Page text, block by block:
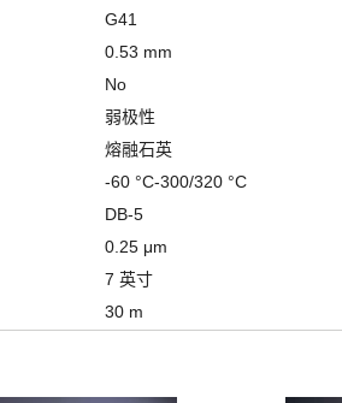
G41
0.53 mm
No
弱极性
熔融石英
-60 °C-300/320 °C
DB-5
0.25 μm
7 英寸
30 m